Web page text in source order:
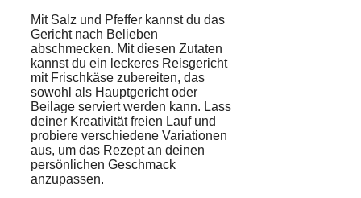
Mit Salz und Pfeffer kannst du das
Gericht nach Belieben
abschmecken. Mit diesen Zutaten
kannst du ein leckeres Reisgericht
mit Frischkäse zubereiten, das
sowohl als Hauptgericht oder
Beilage serviert werden kann. Lass
deiner Kreativität freien Lauf und
probiere verschiedene Variationen
aus, um das Rezept an deinen
persönlichen Geschmack
anzupassen.